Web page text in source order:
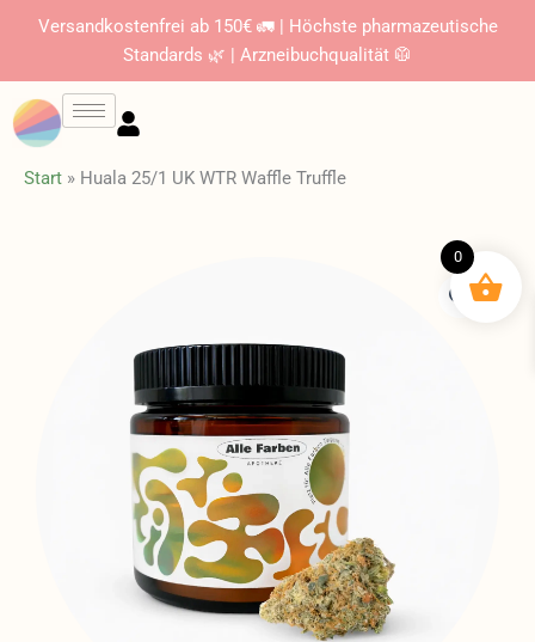
Versandkostenfrei ab 150€ 🚛 | Höchste pharmazeutische
Standards 🌿 | Arzneibuchqualität 🥼
Start » Huala 25/1 UK WTR Waffle Truffle
0